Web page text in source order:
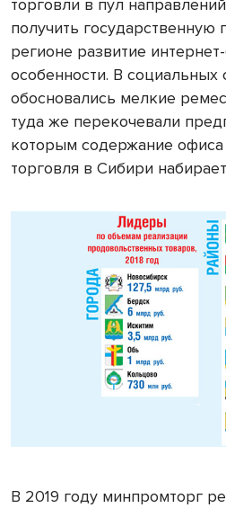
торговли в пул
получить
регионе развитие
особенности. В социальных
обосновались мелкие
туда же перекочевали
которым содержание
торговля в Сибири
В 2019 году минпромторг